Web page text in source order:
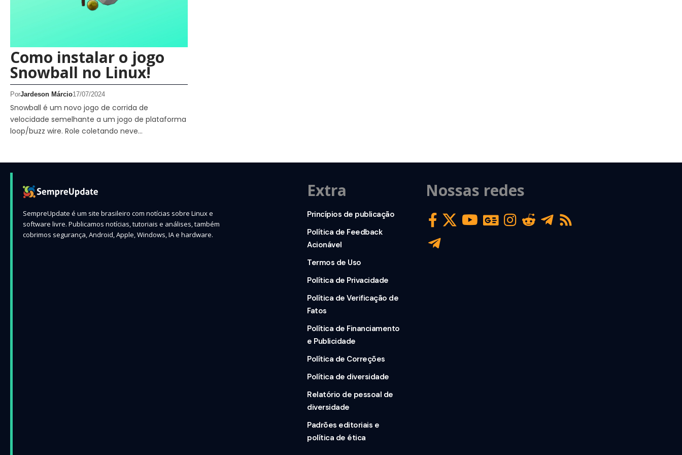
Como instalar o jogo
Snowball no Linux!
PorJardeson Márcio17/07/2024
Snowball é um novo jogo de corrida de
velocidade semelhante a um jogo de plataforma
loop/buzz wire. Role coletando neve…
SempreUpdate é um site brasileiro com notícias sobre Linux e
software livre. Publicamos notícias, tutoriais e análises, também
cobrimos segurança, Android, Apple, Windows, IA e hardware.
Extra
Princípios de publicação
Política de Feedback
Acionável
Termos de Uso
Política de Privacidade
Política de Verificação de
Fatos
Política de Financiamento
e Publicidade
Política de Correções
Política de diversidade
Relatório de pessoal de
diversidade
Padrões editoriais e
política de ética
Nossas redes